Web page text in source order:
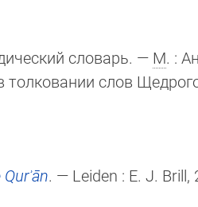
словарь. — М. :
слов
. — Leiden : E. J. Brill,